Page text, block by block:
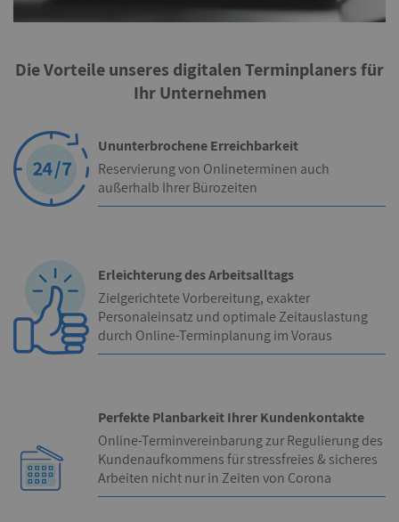
Die Vorteile unseres digitalen Terminplaners für
Ihr Unternehmen
Ununterbrochene Erreichbarkeit
Reservierung von Onlineterminen auch
außerhalb Ihrer Bürozeiten
Erleichterung des Arbeitsalltags
Zielgerichtete Vorbereitung, exakter
Personaleinsatz und optimale Zeitauslastung
durch Online-Terminplanung im Voraus
Perfekte Planbarkeit Ihrer Kundenkontakte
Online-Terminvereinbarung zur Regulierung des
Kundenaufkommens für stressfreies & sicheres
Arbeiten nicht nur in Zeiten von Corona